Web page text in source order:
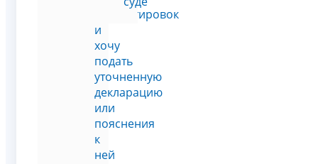
корректировок
и
хочу
подать
уточненную
декларацию
или
пояснения
к
ней